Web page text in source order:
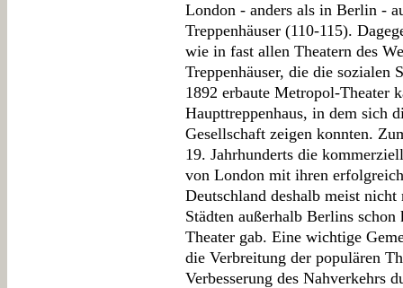
London - anders als in Berlin -
Treppenhäuser (110-115).
wie in fast allen Theatern des
Treppenhäuser, die die sozialen
1892 erbaute Metropol-Theater
Haupttreppenhaus, in dem sich
Gesellschaft zeigen konnten.
19. Jahrhunderts die
von London mit ihren
Deutschland deshalb meist
Städten außerhalb Berlins
Theater gab. Eine wichtige
die Verbreitung der populären
Verbesserung des Nahverkehrs